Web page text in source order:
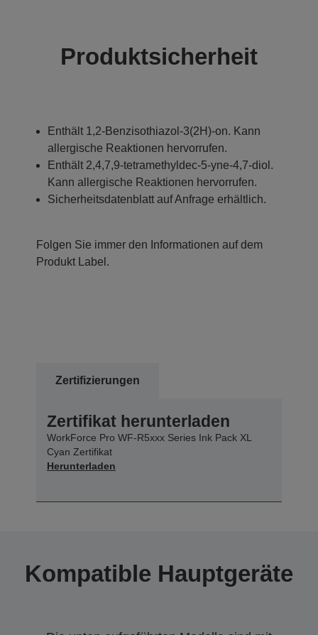
Produktsicherheit
Enthält 1,2-Benzisothiazol-3(2H)-on. Kann
allergische Reaktionen hervorrufen.
Enthält 2,4,7,9-tetramethyldec-5-yne-4,7-diol.
Kann allergische Reaktionen hervorrufen.
Sicherheitsdatenblatt auf Anfrage erhältlich.
Folgen Sie immer den Informationen auf dem
Produkt Label.
Zertifizierungen
Zertifikat herunterladen
WorkForce Pro WF-R5xxx Series Ink Pack XL
Cyan Zertifikat
Herunterladen
Kompatible Hauptgeräte